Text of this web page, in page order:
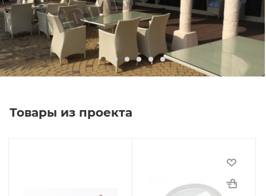
Товары из проекта